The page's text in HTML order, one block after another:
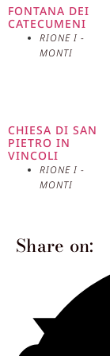
FONTANA DEI
CATECUMENI
RIONE I -
MONTI
CHIESA DI SAN
PIETRO IN
VINCOLI
RIONE I -
MONTI
Share on: